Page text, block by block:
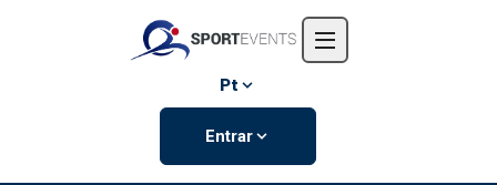
Eventos
Pt
Entrar